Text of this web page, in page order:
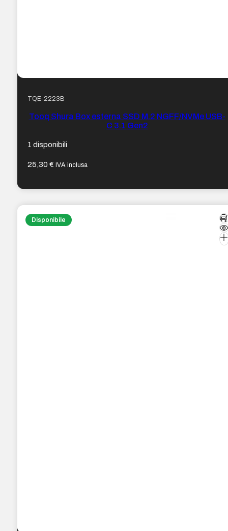
TQE-2223B
Tooq Shura Box esterna SSD M.2 NGFF/NVMe USB-
C 3.1 Gen2
1 disponibili
25,30€ IVA inclusa
Disponibile